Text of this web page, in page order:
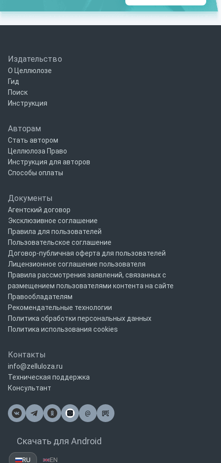
Издательство
О Целлюлозе
Гид
Поиск
Инструкция
Авторам
Стать автором
Целлюлоза Право
Инструкция для авторов
Способы оплаты
Документы
Агентский договор
Эксклюзивное соглашение
Правила для пользователей
Пользовательское соглашение
Договор-публичная оферта для пользователей
Лицензионное соглашение пользователя
Правила рассмотрения заявлений, связанных с
размещением пользователями контента на сайте
Правообладателям
Рекомендательные технологии
Политика обработки персональных данных
Политика использования cookies
Контакты
info@zelluloza.ru
Техническая поддержка
Консультант
@
Почта
Скачать для Android
RU EN